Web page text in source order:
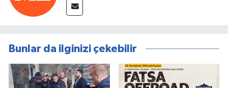
Bunlar da ilginizi çekebilir